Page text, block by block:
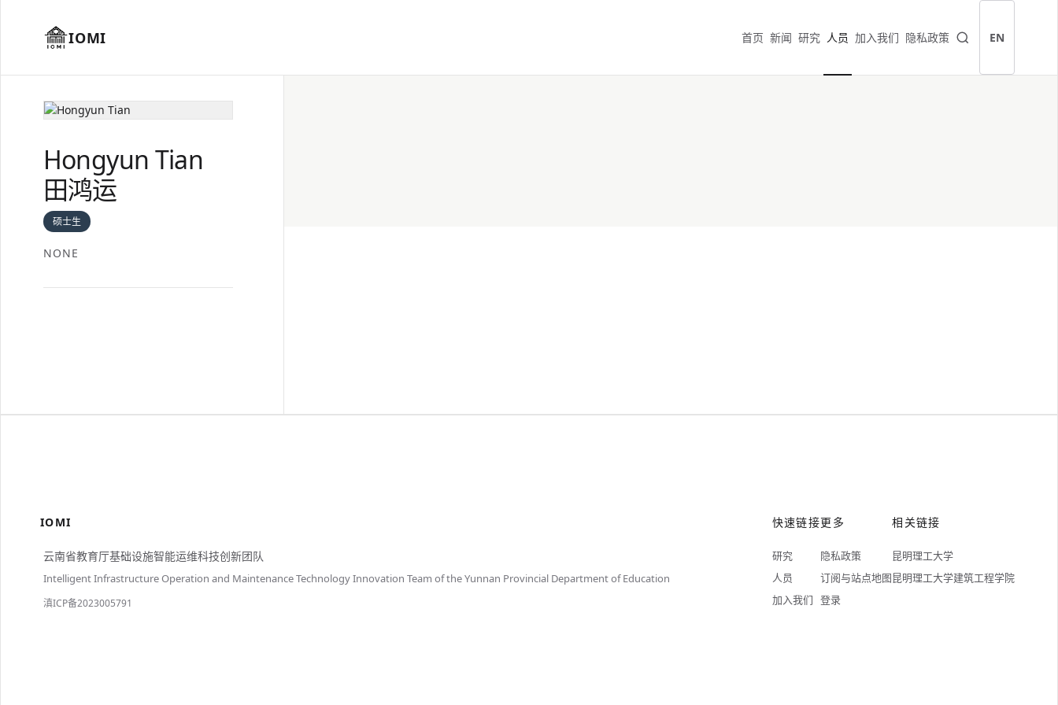
IOMI 首页 新闻 研究 人员 加入我们 隐私政策 EN
Hongyun Tian
田鸿运
硕士生
NONE
IOMI
云南省教育厅基础设施智能运维科技创新团队
Intelligent Infrastructure Operation and Maintenance Technology Innovation Team of the Yunnan Provincial Department of Education
滇ICP备2023005791
快速链接
研究
人员
加入我们
更多
隐私政策
订阅与站点地图
登录
相关链接
昆明理工大学
昆明理工大学建筑工程学院